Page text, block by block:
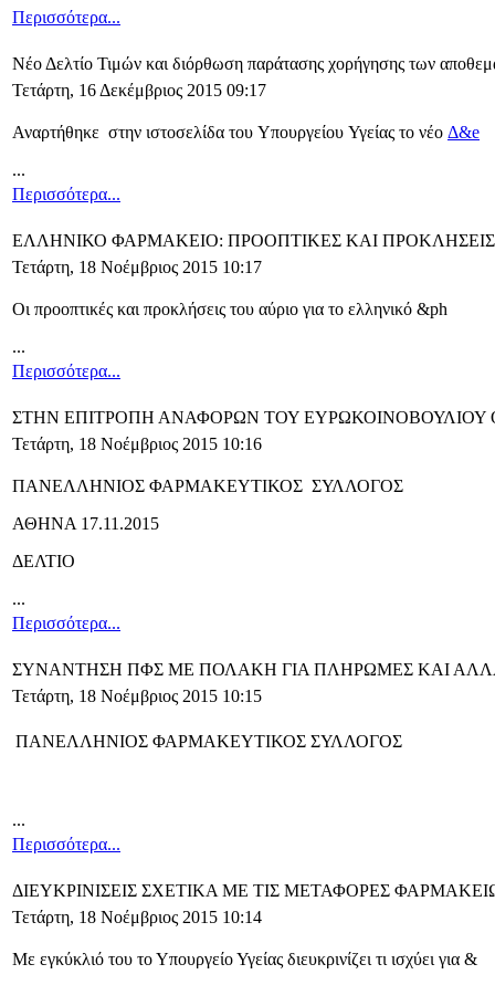
Περισσότερα...
Nέο Δελτίο Τιμών και διόρθωση παράτασης χορήγησης των
Τετάρτη, 16 Δεκέμβριος 2015 09:17
Αναρτήθηκε στην ιστοσελίδα του Υπουργείου Υγείας το νέο Δ&e
...
Περισσότερα...
ΕΛΛΗΝΙΚΟ ΦΑΡΜΑΚΕΙΟ: ΠΡΟΟΠΤΙΚΕΣ ΚΑΙ
Τετάρτη, 18 Νοέμβριος 2015 10:17
Οι προοπτικές και προκλήσεις του αύριο για το ελληνικό &ph
...
Περισσότερα...
ΣΤΗΝ ΕΠΙΤΡΟΠΗ ΑΝΑΦΟΡΩΝ ΤΟΥ ΕΥΡΩΚΟΙΝΟΒΟΥΛΙΟΥ
Τετάρτη, 18 Νοέμβριος 2015 10:16
ΠΑΝΕΛΛΗΝΙΟΣ ΦΑΡΜΑΚΕΥΤΙΚΟΣ ΣΥΛΛΟΓΟΣ
ΑΘΗΝΑ 17.11.2015
ΔΕΛΤΙΟ
...
Περισσότερα...
ΣΥΝΑΝΤΗΣΗ ΠΦΣ ΜΕ ΠΟΛΑΚΗ ΓΙΑ ΠΛΗΡΩΜΕΣ ΚΑΙ
Τετάρτη, 18 Νοέμβριος 2015 10:15
ΠΑΝΕΛΛΗΝΙΟΣ ΦΑΡΜΑΚΕΥΤΙΚΟΣ ΣΥΛΛΟΓΟΣ
...
Περισσότερα...
ΔΙΕΥΚΡΙΝΙΣΕΙΣ ΣΧΕΤΙΚΑ ΜΕ ΤΙΣ ΜΕΤΑΦΟΡΕΣ
Τετάρτη, 18 Νοέμβριος 2015 10:14
Με εγκύκλιό του το Υπουργείο Υγείας διευκρινίζει τι ισχύει για &